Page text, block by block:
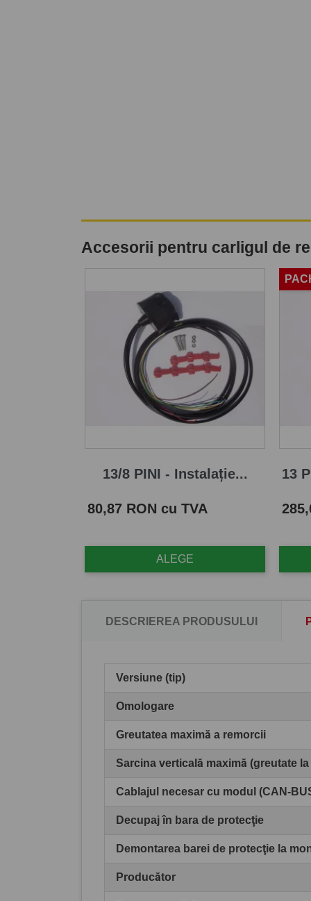
Accesorii pentru carligul de
13/8 PINI - Instalație...
Pret
80,87 RON cu TVA
ALEGE
13
Pret
DESCRIEREA PRODUSULUI
Versiune (tip)
Omologare
Greutatea maximă a remorcii
Sarcina verticală maximă (greutate
Cablajul necesar cu modul (CAN-
Decupaj în bara de protecţie
Demontarea barei de protecţie la
Producător